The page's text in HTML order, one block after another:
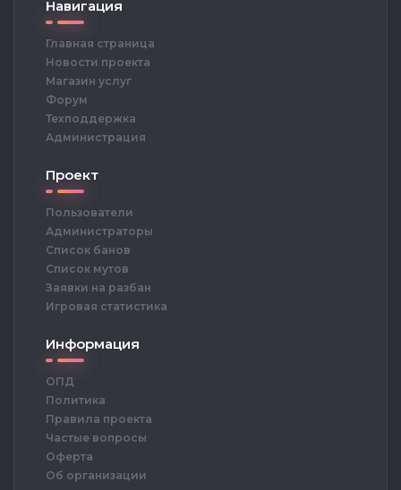
Навигация
Главная страница
Новости проекта
Магазин услуг
Форум
Техподдержка
Администрация
Проект
Пользователи
Администраторы
Список банов
Список мутов
Заявки на разбан
Игровая статистика
Информация
ОПД
Политика
Правила проекта
Частые вопросы
Оферта
Об организации